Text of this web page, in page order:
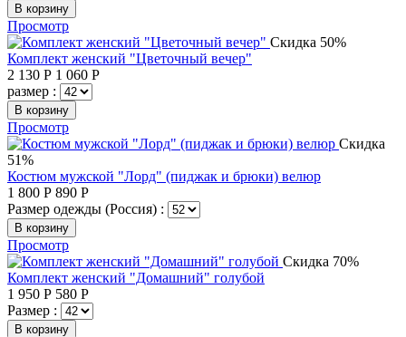
В корзину
Просмотр
Скидка 50%
Комплект женский "Цветочный вечер"
2 130 Р 1 060 Р
размер :
В корзину
Просмотр
Скидка
51%
Костюм мужской "Лорд" (пиджак и брюки) велюр
1 800 Р 890 Р
Размер одежды (Россия) :
В корзину
Просмотр
Скидка 70%
Комплект женский "Домашний" голубой
1 950 Р 580 Р
Размер :
В корзину